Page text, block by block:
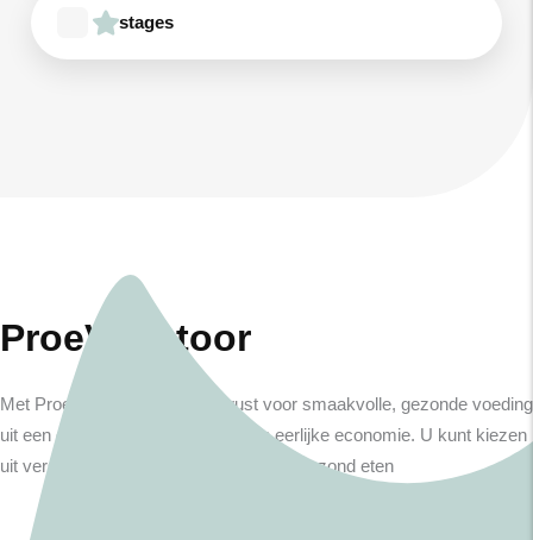
stages
ProeVkantoor
Met ProeVkantoor kiest u bewust voor smaakvolle, gezonde voeding
uit een duurzame landbouw en een eerlijke economie. U kunt kiezen
uit verschillende soorten paketten met gezond eten